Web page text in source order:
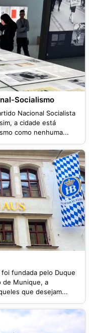
Socialismo
Nacional Socialista
a cidade está
como nenhuma...
fundada pelo Duque
de Munique, a
que desejam...